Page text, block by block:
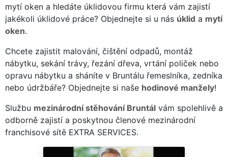
mytí oken a hledáte úklidovou firmu která vám zajistí
jakékoli úklidové práce? Objednejte si u nás úklid a mytí
oken.
Chcete zajistit malování, čištění odpadů, montáž
nábytku, sekání trávy, řezání dřeva, vrtání poliček nebo
opravu nábytku a sháníte v Bruntálu řemeslníka, zedníka
nebo údržbáře? Objednejte si naše hodinové manžely!
Službu mezinárodní stěhování Bruntál vám spolehlivě a
odborně zajistí a poskytnou členové mezinárodní
franchisové sítě EXTRA SERVICES.